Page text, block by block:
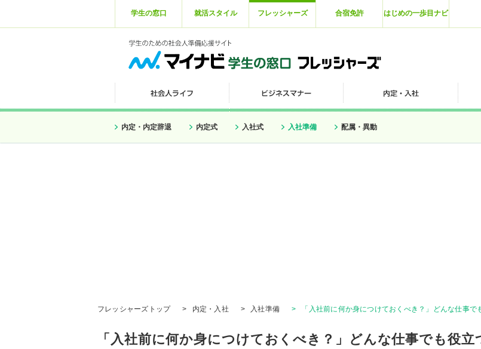
学生の窓口 就活スタイル フレッシャーズ 合宿免許 はじめの一歩目ナビ
内定・内定辞退 内定式 入社式 入社準備 配属・異動
フレッシャーズトップ > 内定・入社 > 入社準備 > 「入社前に何か身につけておくべき？」どんな仕事
「入社前に何か身につけておくべき？」どんな仕事でも役立